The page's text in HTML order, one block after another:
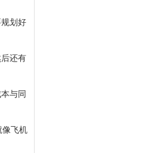
划好
还有
与同
像飞机